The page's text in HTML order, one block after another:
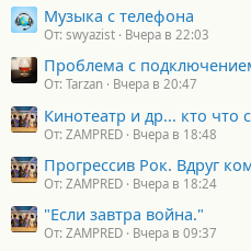
Музыка с телефона
От: swyazist Вчера в 22:03
Проблема с
От: Tarzan Вчера в 20:47
Кинотеатр и др... кто что
От: ZAMPRED Вчера в 18:48
Прогрессив Рок. Вдруг
От: ZAMPRED Вчера в 18:24
"Если завтра война."
От: ZAMPRED Вчера в 09:37